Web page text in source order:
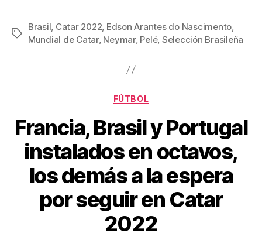
c
e
b
k
tt
er
ail er
e
st
m
p
ar
Etiquetas
Brasil Catar 2022 Edson Arantes do Nascimento
Mundial de Catar, Neymar, Pelé, Selección Brasileña
Categorías
FÚTBOL
Francia, Brasil y Portugal
instalados en octavos,
los demás a la espera
por seguir en Catar
2022